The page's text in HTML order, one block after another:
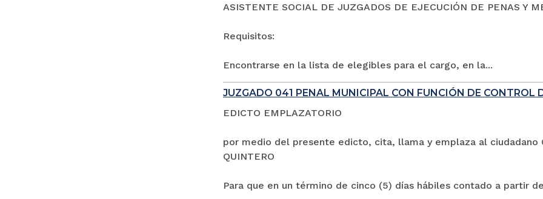
ASISTENTE SOCIAL DE JUZGADOS DE EJECUCIÓN DE PENAS Y
Requisitos:
Encontrarse en la lista de elegibles para el cargo, en la...
JUZGADO 041 PENAL MUNICIPAL CON FUNCIÓN DE CONTROL
EDICTO EMPLAZATORIO
por medio del presente edicto, cita, llama y emplaza al ciudadano
QUINTERO
Para que en un término de cinco (5) días hábiles contado a partir